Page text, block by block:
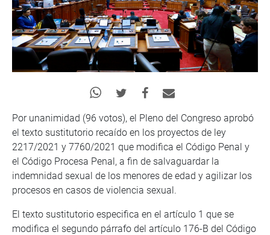
Por unanimidad (96 votos), el Pleno del Congreso aprobó
el texto sustitutorio recaído en los proyectos de ley
2217/2021 y 7760/2021 que modifica el Código Penal y
el Código Procesa Penal, a fin de salvaguardar la
indemnidad sexual de los menores de edad y agilizar los
procesos en casos de violencia sexual.
El texto sustitutorio especifica en el artículo 1 que se
modifica el segundo párrafo del artículo 176-B del Código